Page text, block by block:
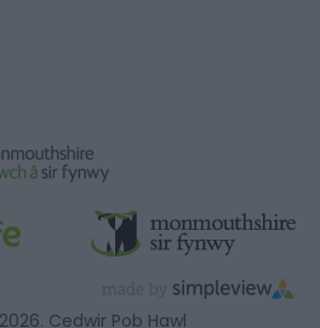
Cedwir Pob Hawl